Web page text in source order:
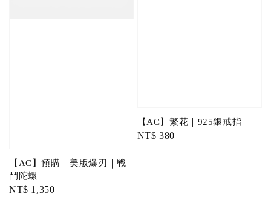
【AC】預購｜美版爆刃｜戰
鬥陀螺
Regular
NT$ 1,350
【AC】繁花｜925銀戒指
Regular
NT$ 380